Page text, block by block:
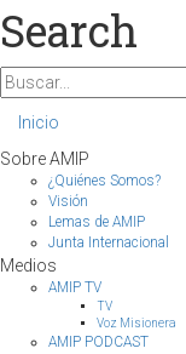
Search
Inicio
Sobre AMIP
¿Quiénes Somos?
Visión
Lemas de AMIP
Junta Internacional
Medios
AMIP TV
TV
Voz Misionera
AMIP PODCAST